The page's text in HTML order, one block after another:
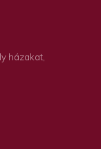
házakat,